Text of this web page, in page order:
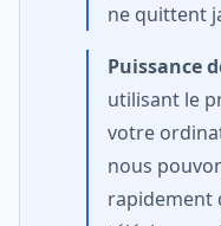
ne quittent
Puissance
utilisant le
votre
nous
rapidement